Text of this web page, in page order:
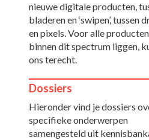
nieuwe digitale producten,
bladeren en ‘swipen’, tussen
en pixels. Voor alle
binnen dit spectrum liggen,
ons terecht.
Dossiers
Hieronder vind je dossiers
specifieke onderwerpen
samengesteld uit